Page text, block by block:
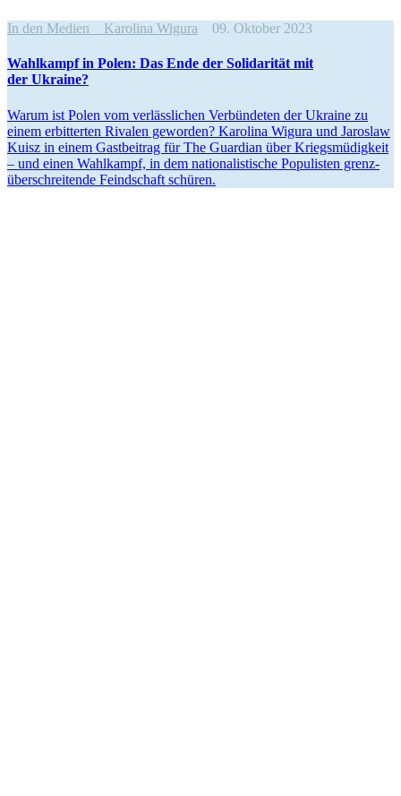
In den Medien Karolina Wigura 09. Oktober 2023
Wahlkampf in Polen: Das Ende der Solida­rität mit
der Ukraine?
Warum ist Polen vom verläss­lichen Verbün­deten der Ukraine zu
einem erbit­terten Rivalen geworden? Karolina Wigura und Jaroslaw
Kuisz in einem Gastbeitrag für The Guardian über Kriegs­mü­digkeit
– und einen Wahlkampf, in dem natio­na­lis­tische Populisten grenz­
über­schrei­tende Feind­schaft schüren.